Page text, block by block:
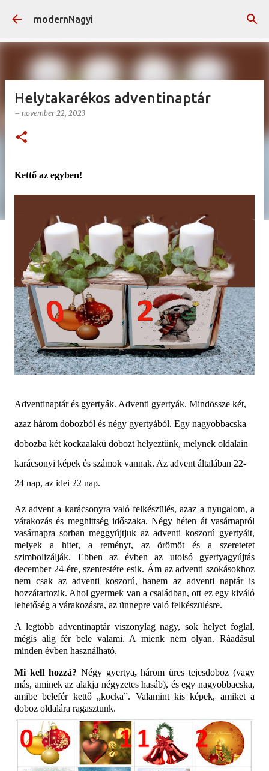
Ugrás a fő tartalomra
modernNagyi
Helytakarékos adventinaptár
– november 22, 2023
Kettő az egyben!
Adventinaptár és gyertyák. Adventi gyertyák. Mindössze két,
azaz három dobozból és négy gyertyából. Egy nagyobbacska
dobozba két kockaalakú dobozt helyeztünk, melynek oldalain
karácsonyi képek és számok vannak. Az advent általában 22-
24 nap, az idei 22 nap.
Az advent a karácsonyra való felkészülés, azaz a nyugalom, a
várakozás és meghittség időszaka. Négy héten át vasárnapról
vasárnapra sorban meggyújtjuk az adventi koszorú gyertyáit,
melyek a hitet, a reményt, az örömöt és a szeretetet
szimbolizálják. Ebben az évben az utolsó gyertyagyújtás
december 24-ére, szentestére esik. Ám az adventi szokásokhoz
nem csak az adventi koszorú, hanem az adventi naptár is
hozzátartozik. Ahol gyermek van a családban, ott ez egy kiváló
lehetőség a várakozásra, az ünnepre való felkészülésre.
A legtöbb adventinaptár viszonylag nagy, sok helyet foglal,
mégis alig fér bele valami. A mienk nem olyan. Ráadásul
minden évben használható.
Mi kell hozzá? Négy gyertya,három üres tejesdoboz (vagy
más, aminek az alakja négyzetes hasáb), és egy nagyobbacska,
amibe belefér kettő „kocka”. Valamint kis képek, amiket a
doboz oldalára ragasztunk.